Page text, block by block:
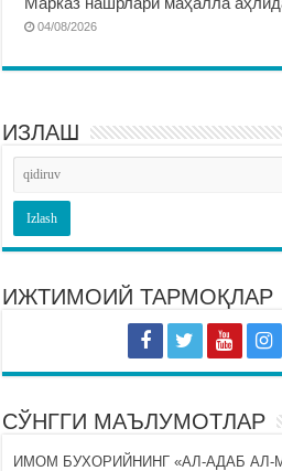
04/08/2026
ИЗЛАШ
ИЖТИМОИЙ ТАРМОҚЛАР
СЎНГГИ МАЪЛУМОТЛАР
ИМОМ БУХОРИЙНИНГ «АЛ-АДАБ